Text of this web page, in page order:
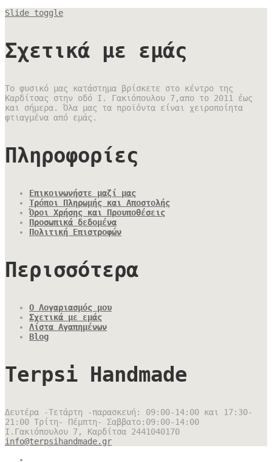
Slide toggle
Σχετικά με εμάς
Το φυσικό μας κατάστημα βρίσκετε στο κέντρο της
Καρδίτσας στην οδό Ι. Γακιόπουλου 7,απο το 2011 έως
και σήμερα. Όλα μας τα προϊόντα είναι χειροποίητα
φτιαγμένα από εμάς.
Πληροφορίες
Επικοινωνήστε μαζί μας
Τρόποι Πληρωμής και Αποστολής
Όροι Χρήσης και Προυποθέσεις
Προσωπικά δεδομένα
Πολιτική Επιστροφών
Περισσότερα
Ο Λογαριασμός μου
Σχετικά με εμάς
Λίστα Αγαπημένων
Blog
Terpsi Handmade
Δευτέρα -Τετάρτη -παρασκευή: 09:00-14:00 και 17:30-
21:00 Τρίτη- Πέμπτη- Σαββατο:09:00-14:00
Ι.Γακιόπουλου 7, Καρδίτσα 2441040170
info@terpsihandmade.gr